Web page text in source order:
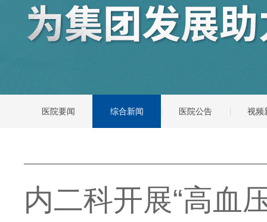
医院要闻 综合新闻 医院公告 视频
内二科开展“高血